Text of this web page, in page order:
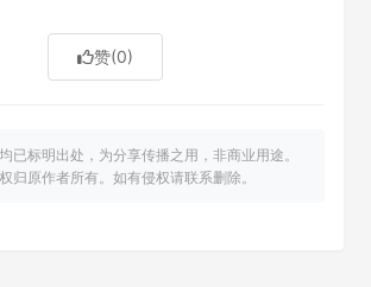
赞(0)
已标明出处，为分享传播之用，非商业用途。
归原作者所有。如有侵权请联系删除。